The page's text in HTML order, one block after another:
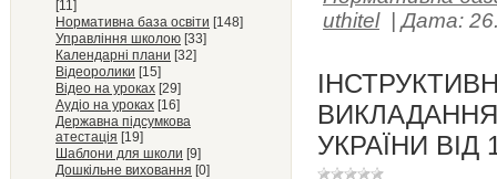
[11]
Нормативна база освіти [148]
Управління школою [33]
Календарні плани [32]
Відеоролики [15]
Відео на уроках [29]
Аудіо на уроках [16]
Державна підсумкова
атестація [19]
Шаблони для школи [9]
Дошкільне виховання [0]
uthitel
|Дата:
УКРАЇНИ ВІД